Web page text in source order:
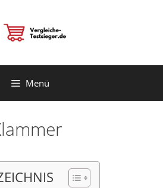
Menü